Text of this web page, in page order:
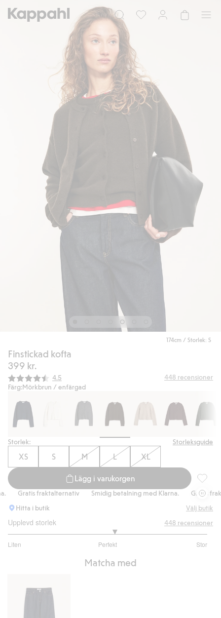
174cm / Storlek: S
Finstickad kofta
399 kr.
Snittbetyg:
4.5 448 recensioner
Färg:Mörkbrun / enfärgad
Storlek: Storleksguide
XS S M L XL
Lägg i varukorgen
Gratis fraktalternativ Smidig betalning med Klarna.
Gratis
Hitta i butik
Välj butik
Upplevd storlek
Liten Perfekt Stor
utav
betyg
448 recensioner
Matcha med